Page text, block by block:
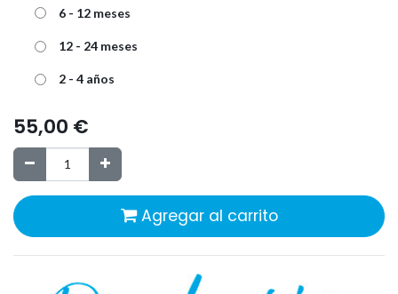
6 - 12 meses
12 - 24 meses
2 - 4 años
55,00 €
Agregar al carrito